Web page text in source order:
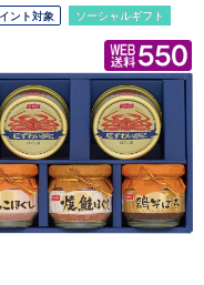
ント対象 ソーシャルギフト